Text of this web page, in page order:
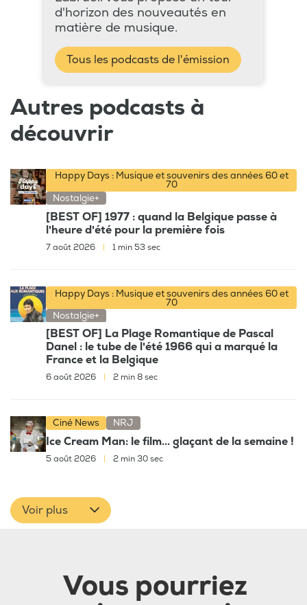
d'horizon des nouveautés en
matière de musique.
Tous les podcasts de l'émission
Autres podcasts à
découvrir
Happy Days : Musique et souvenirs des années 60 et
70
Nostalgie+
[BEST OF] 1977 : quand la Belgique passe à
l'heure d'été pour la première fois
7 août 2026 1 min 53 sec
Happy Days : Musique et souvenirs des années 60 et
70
Nostalgie+
[BEST OF] La Plage Romantique de Pascal
Danel : le tube de l'été 1966 qui a marqué la
France et la Belgique
6 août 2026 2 min 8 sec
Ciné News NRJ
Ice Cream Man: le film... glaçant de la semaine !
5 août 2026 2 min 30 sec
Voir plus
Vous pourriez